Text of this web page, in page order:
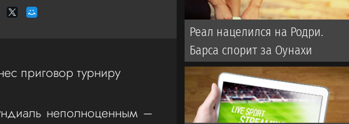
приговор турниру
неполноценным –
Реал нацелился на Родри.
Барса спорит за Оунахи